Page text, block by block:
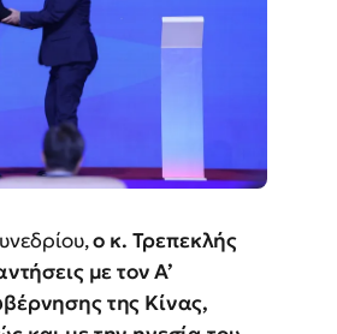
ο κ. Τρεπεκλής
με τον Α’
της Κίνας,